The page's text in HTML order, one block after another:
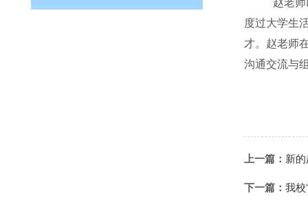
赵老师
度过大学生
才。赵老师
沟通交流与
上一篇： 新
下一篇： 我